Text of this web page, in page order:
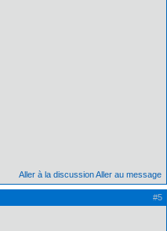
Aller à la discussionAller au message
#5